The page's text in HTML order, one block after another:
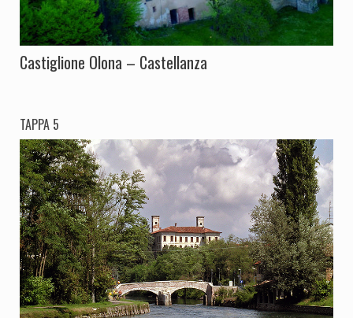
Castiglione Olona – Castellanza
TAPPA 5